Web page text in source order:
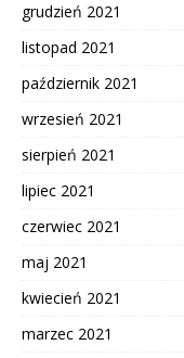
grudzień 2021
listopad 2021
październik 2021
wrzesień 2021
sierpień 2021
lipiec 2021
czerwiec 2021
maj 2021
kwiecień 2021
marzec 2021